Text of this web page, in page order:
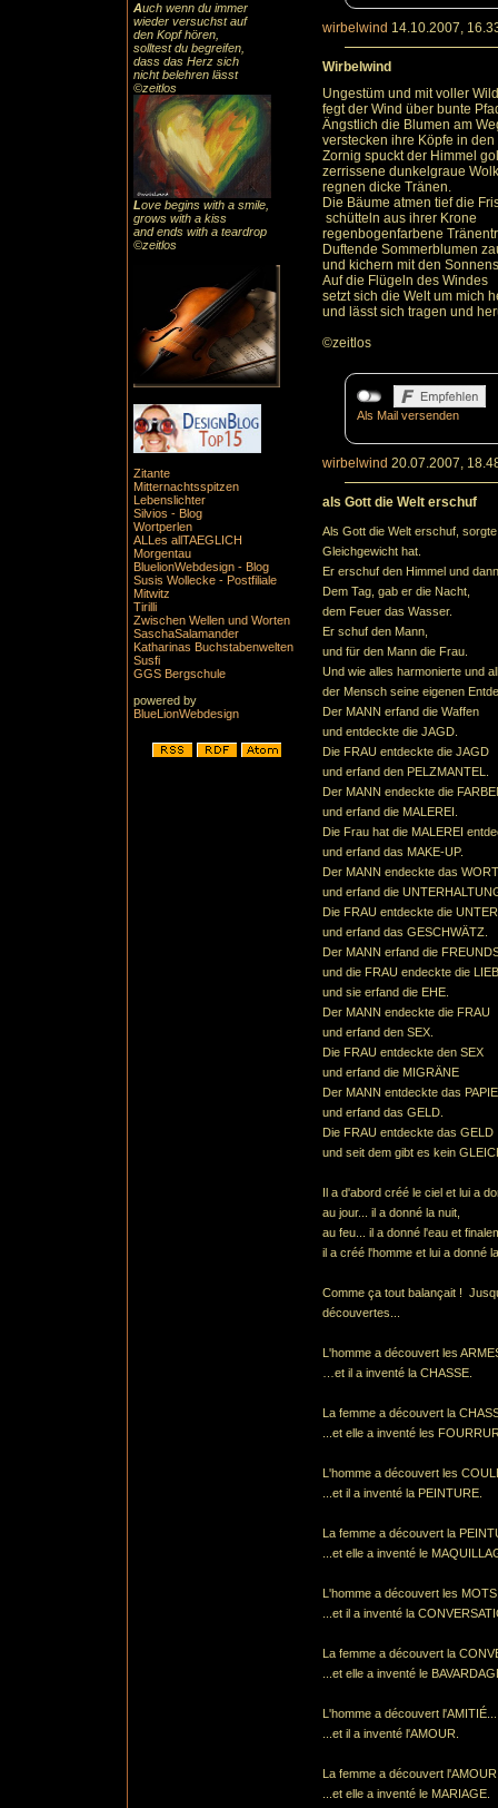
Auch wenn du immer
wieder versuchst auf
den Kopf hören,
solltest du begreifen,
dass das Herz sich
nicht belehren lässt
©zeitlos
Love begins with a smile,
grows with a kiss
and ends with a teardrop
©zeitlos
Zitante
Mitternachtsspitzen
Lebenslichter
Silvios - Blog
Wortperlen
ALLes allTAEGLICH
Morgentau
BluelionWebdesign - Blog
Susis Wollecke - Postfiliale
Mitwitz
Tirilli
Zwischen Wellen und Worten
SaschaSalamander
Katharinas Buchstabenwelten
Susfi
GGS Bergschule
powered by
BlueLionWebdesign
wirbelwind 14.10.2007,
Wirbelwind
Ungestüm und mit voller
fegt der Wind über bunte
Ängstlich die Blumen am
verstecken ihre Köpfe in
Zornig spuckt der Himmel
zerrissene dunkelgraue
regnen dicke Tränen.
Die Bäume atmen tief die
schütteln aus ihrer Krone
regenbogenfarbene
Duftende Sommerblumen
und kichern mit den
Auf die Flügeln des Windes
setzt sich die Welt um mich
und lässt sich tragen und
©zeitlos
Als Mail versenden
wirbelwind 20.07.2007,
als Gott die Welt erschuf
Als Gott die Welt erschuf,
Gleichgewicht hat.
Er erschuf den Himmel und
Dem Tag, gab er die Nacht,
dem Feuer das Wasser.
Er schuf den Mann,
und für den Mann die Frau.
Und wie alles harmonierte und
der Mensch seine eigenen
Der MANN erfand die Waffen
und entdeckte die JAGD.
Die FRAU entdeckte die JAGD
und erfand den PELZMANTEL.
Der MANN endeckte die
und erfand die MALEREI.
Die Frau hat die MALEREI
und erfand das MAKE-UP.
Der MANN endeckte das WORT
und erfand die
Die FRAU entdeckte die
und erfand das GESCHWÄTZ.
Der MANN erfand die
und die FRAU endeckte die
und sie erfand die EHE.
Der MANN endeckte die FRAU
und erfand den SEX.
Die FRAU entdeckte den SEX
und erfand die MIGRÄNE
Der MANN entdeckte das
und erfand das GELD.
Die FRAU entdeckte das GELD
und seit dem gibt es kein
Il a d'abord créé le ciel et lui a
au jour... il a donné la nuit,
au feu... il a donné l'eau et
il a créé l'homme et lui a donné
Comme ça tout balançait !
découvertes...
L'homme a découvert les
…et il a inventé la CHASSE.
La femme a découvert la
...et elle a inventé les
L'homme a découvert les
...et il a inventé la PEINTURE.
La femme a découvert la
...et elle a inventé le
L'homme a découvert les
...et il a inventé la
La femme a découvert la
...et elle a inventé le
L'homme a découvert l'AMITIÉ...
...et il a inventé l'AMOUR.
La femme a découvert
...et elle a inventé le MARIAGE.